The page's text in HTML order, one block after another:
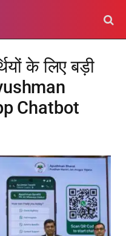
के लिए बड़ी
Chatbot